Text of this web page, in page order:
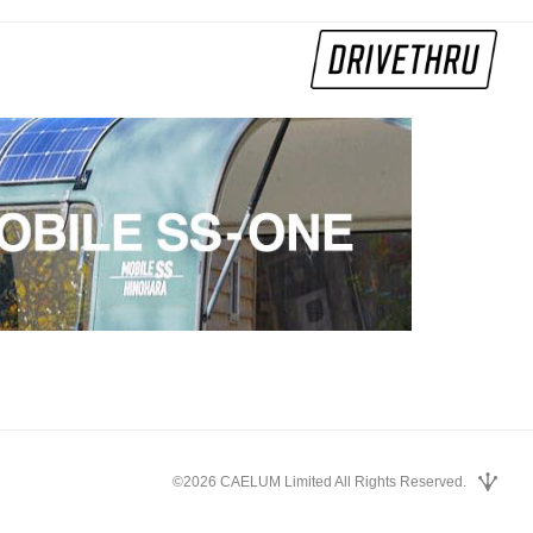
©2026 CAELUM Limited All Rights Reserved.